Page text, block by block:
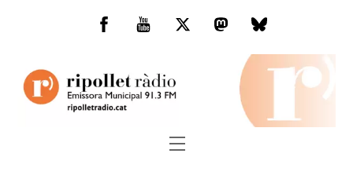
Facebook
You
TwitterMastodonBluesky
Menu